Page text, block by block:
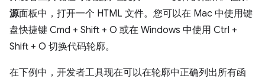
源面板中，打开一个 HTML 文件。您可以在 Mac 中使用键
盘快捷键 Cmd + Shift + O 或在 Windows 中使用 Ctrl +
Shift + O 切换代码轮廓。
在下例中，开发者工具现在可以在轮廓中正确列出所有函